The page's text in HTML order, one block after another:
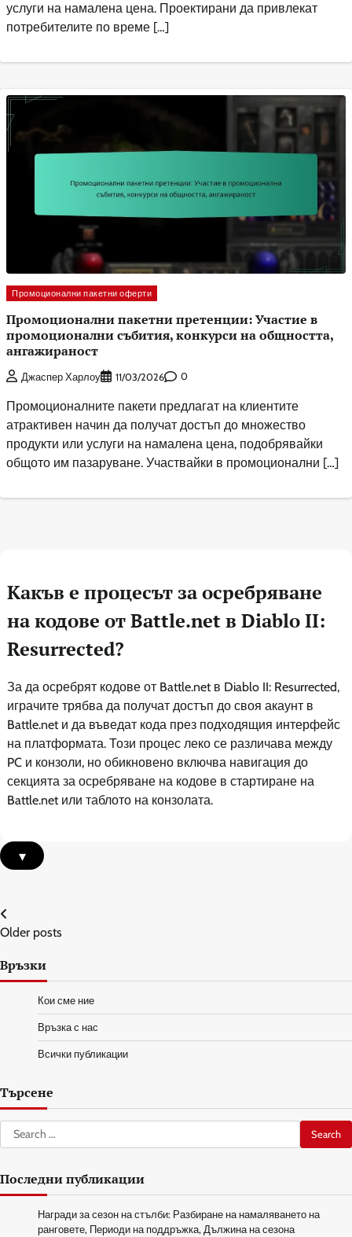
услуги на намалена цена. Проектирани да привлекат
потребителите по време […]
Промоционални пакетни оферти
Промоционални пакетни претенции: Участие в
промоционални събития, конкурси на общността,
ангажираност
Джаспер Харлоу 11/03/2026 0
Промоционалните пакети предлагат на клиентите
атрактивен начин да получат достъп до множество
продукти или услуги на намалена цена, подобрявайки
общото им пазаруване. Участвайки в промоционални […]
Какъв е процесът за осребряване
на кодове от Battle.net в Diablo II:
Resurrected?
За да осребрят кодове от Battle.net в Diablo II: Resurrected,
играчите трябва да получат достъп до своя акаунт в
Battle.net и да въведат кода през подходящия интерфейс
на платформата. Този процес леко се различава между
PC и конзоли, но обикновено включва навигация до
секцията за осребряване на кодове в стартиране на
Battle.net или таблото на конзолата.
▾
Posts
navigation
Older posts
Връзки
Кои сме ние
Връзка с нас
Всички публикации
Търсене
Search
for:
Последни публикации
Награди за сезон на стълби: Разбиране на намаляването на
ранговете, Периоди на поддръжка, Дължина на сезона